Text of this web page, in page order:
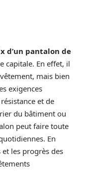
d’un pantalon de
capitale. En effet, il
mais bien
exigences
et de
du bâtiment ou
peut faire toute
En
les progrès des